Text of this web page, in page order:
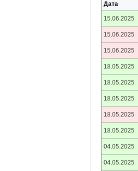
Дата
15.06.2025
15.06.2025
15.06.2025
18.05.2025
18.05.2025
18.05.2025
18.05.2025
18.05.2025
04.05.2025
04.05.2025